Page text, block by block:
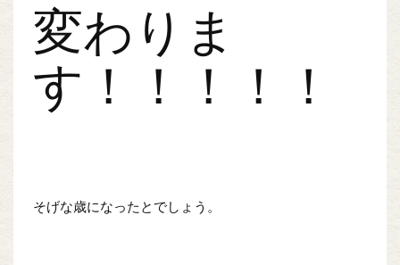
変わりま
す！！！！！
そげな歳になったとでしょう。